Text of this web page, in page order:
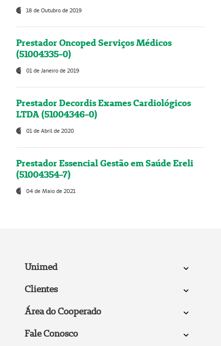
18 de Outubro de 2019
Prestador Oncoped Serviços Médicos
(51004335-0)
01 de Janeiro de 2019
Prestador Decordis Exames Cardiológicos
LTDA (51004346-0)
01 de Abril de 2020
Prestador Essencial Gestão em Saúde Ereli
(51004354-7)
04 de Maio de 2021
Unimed
Clientes
Área do Cooperado
Fale Conosco